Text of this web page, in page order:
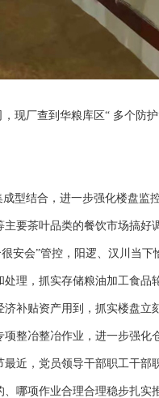
现厂查到华粮库区“ 多个防
型结合，进一步强化楼盘监
要茶叶品类的餐饮市场搞好
安会”管控，阳逻、汉川当下
理，抓实存储粮油加工食品
补贴资产用到，抓实楼盘立
整冶整冶作业，进一步强化
近，党员领导干部职工干部
哪项作业合理合理稳步扎实